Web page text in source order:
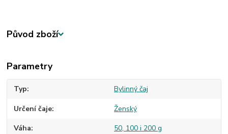
Původ zboží
Parametry
Typ Bylinný čaj
Určení čaje Ženský
Váha 50, 100 i 200 g